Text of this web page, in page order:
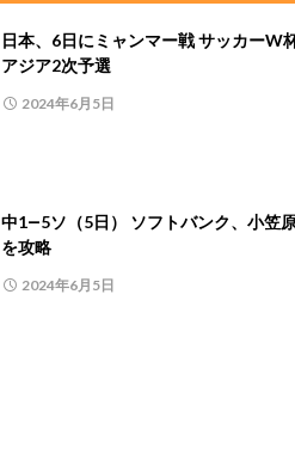
日本、6日にミャンマー戦 サッカーW
アジア2次予選
2024年6月5日
中1―5ソ（5日） ソフトバンク、小笠
を攻略
2024年6月5日